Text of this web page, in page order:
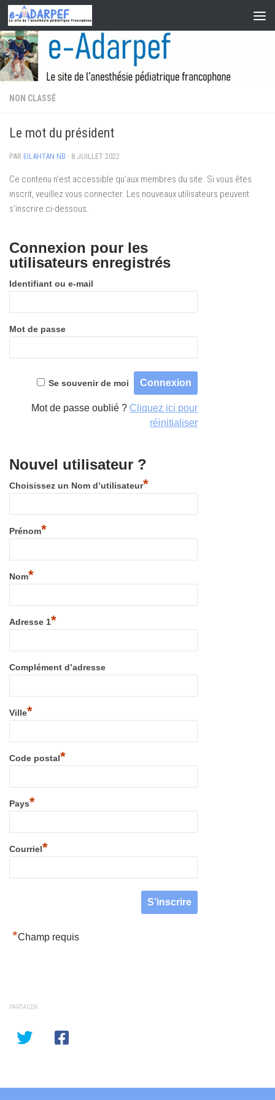
Skip to content
NON CLASSÉ
Le mot du président
PAR EILAHTAN NB · 8 JUILLET 2022
Ce contenu n’est accessible qu’aux membres du site. Si vous êtes
inscrit, veuillez vous connecter. Les nouveaux utilisateurs peuvent
s'inscrire ci-dessous.
Connexion pour les
utilisateurs enregistrés
Identifiant ou e-mail
Mot de passe
Se souvenir de moi
Mot de passe oublié ? Cliquez ici pour
réinitialiser
Nouvel utilisateur ?
Choisissez un Nom d’utilisateur*
Prénom*
Nom*
Adresse 1*
Complément d’adresse
Ville*
Code postal*
Pays*
Courriel*
*Champ requis
PARTAGER